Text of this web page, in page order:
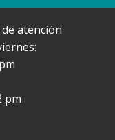
atención
pm